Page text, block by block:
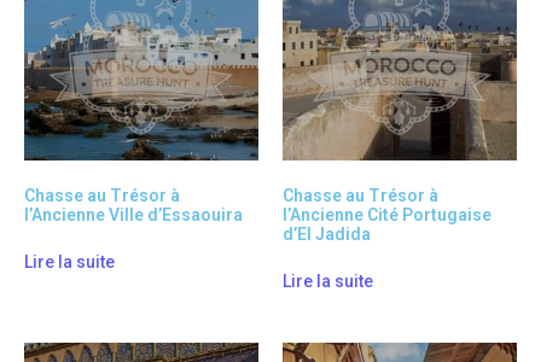
Chasse au Trésor à
l’Ancienne Ville d’Essaouira
Lire la suite
Chasse au Trésor à
l’Ancienne Cité Portugaise
d’El Jadida
Lire la suite